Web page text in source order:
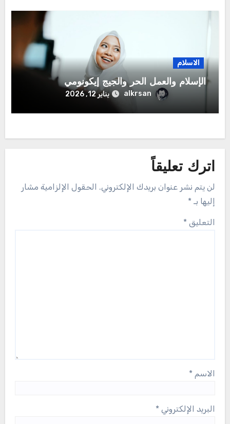
الاسلام
الإسلام والعمل الحر والجيج إيكونومي
alkrsan يناير 12, 2026
اترك تعليقاً
لن يتم نشر عنوان بريدك الإلكتروني. الحقول الإلزامية مشار
إليها بـ *
التعليق *
الاسم *
البريد الإلكتروني *